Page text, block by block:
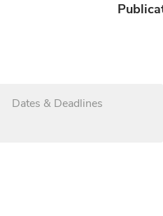
Dates & Deadlines